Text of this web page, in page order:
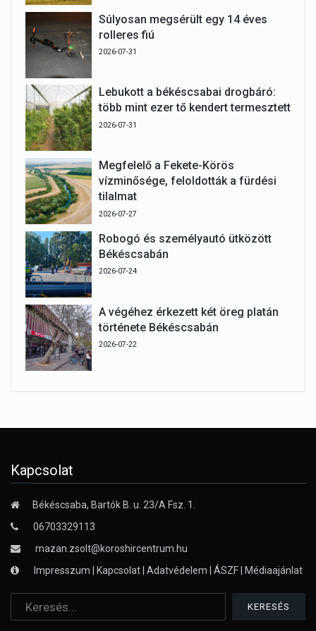
Súlyosan megsérült egy 14 éves
rolleres fiú
2026-07-31
Lebukott a békéscsabai drogbáró:
több mint ezer tő kendert termesztett
2026-07-31
Megfelelő a Fekete-Körös
vízminősége, feloldották a fürdési
tilalmat
2026-07-27
Robogó és személyautó ütközött
Békéscsabán
2026-07-24
A végéhez érkezett két öreg platán
története Békéscsabán
2026-07-22
Kapcsolat
Békéscsaba, Bartók B. u. 23/A Fsz. 1.
06703329113
mazan.zsolt@koroshircentrum.hu
Impresszum
Kapcsolat Adatvédelem ÁSZF Médiaajánlat